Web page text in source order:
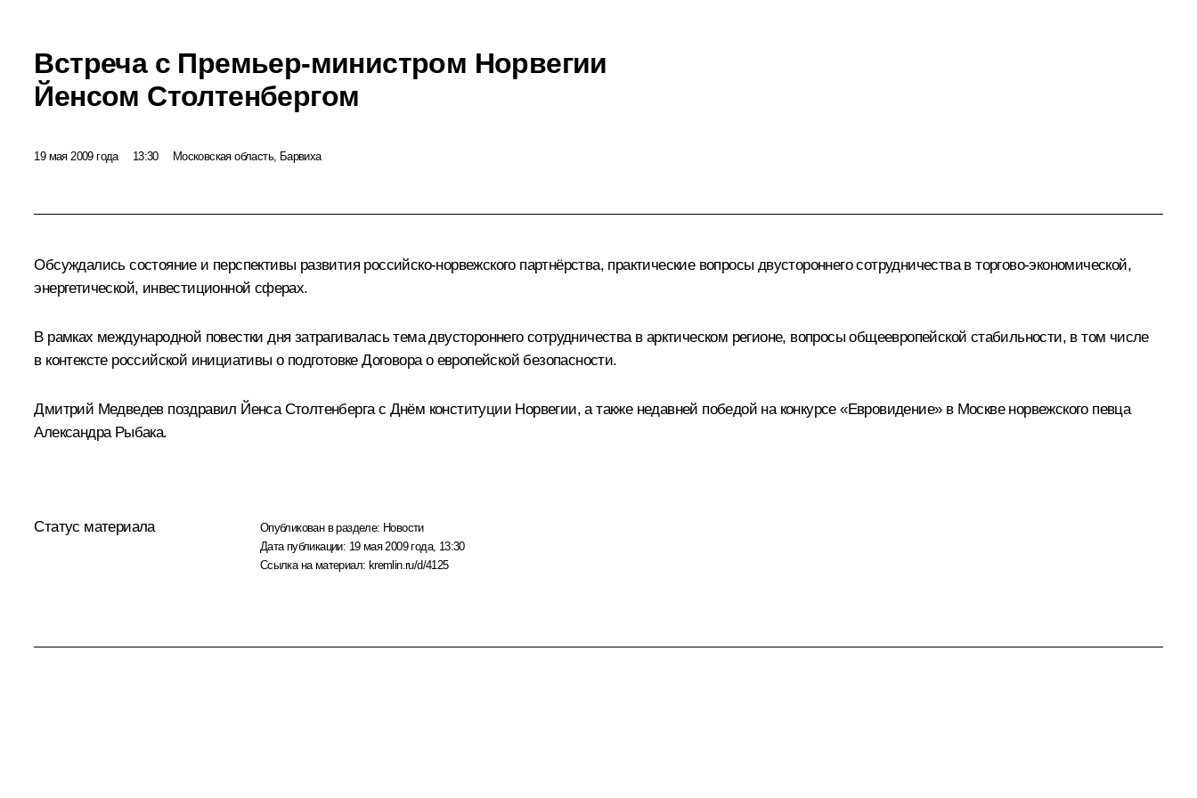
Встреча с Премьер-министром Норвегии
Йенсом Столтенбергом
19 мая 2009 года 13:30 Московская область, Барвиха
Обсуждались состояние и перспективы развития российско-норвежского партнёрства, практические вопросы двустороннего сотрудничества в торгово-экономической,
энергетической, инвестиционной сферах.
В рамках международной повестки дня затрагивалась тема двустороннего сотрудничества в арктическом регионе, вопросы общеевропейской стабильности, в том числе
в контексте российской инициативы о подготовке Договора о европейской безопасности.
Дмитрий Медведев поздравил Йенса Столтенберга с Днём конституции Норвегии, а также недавней победой на конкурсе «Евровидение» в Москве норвежского певца
Александра Рыбака.
Статус материала Опубликован в разделе: Новости
Дата публикации: 19 мая 2009 года, 13:30
Ссылка на материал: kremlin.ru/d/4125